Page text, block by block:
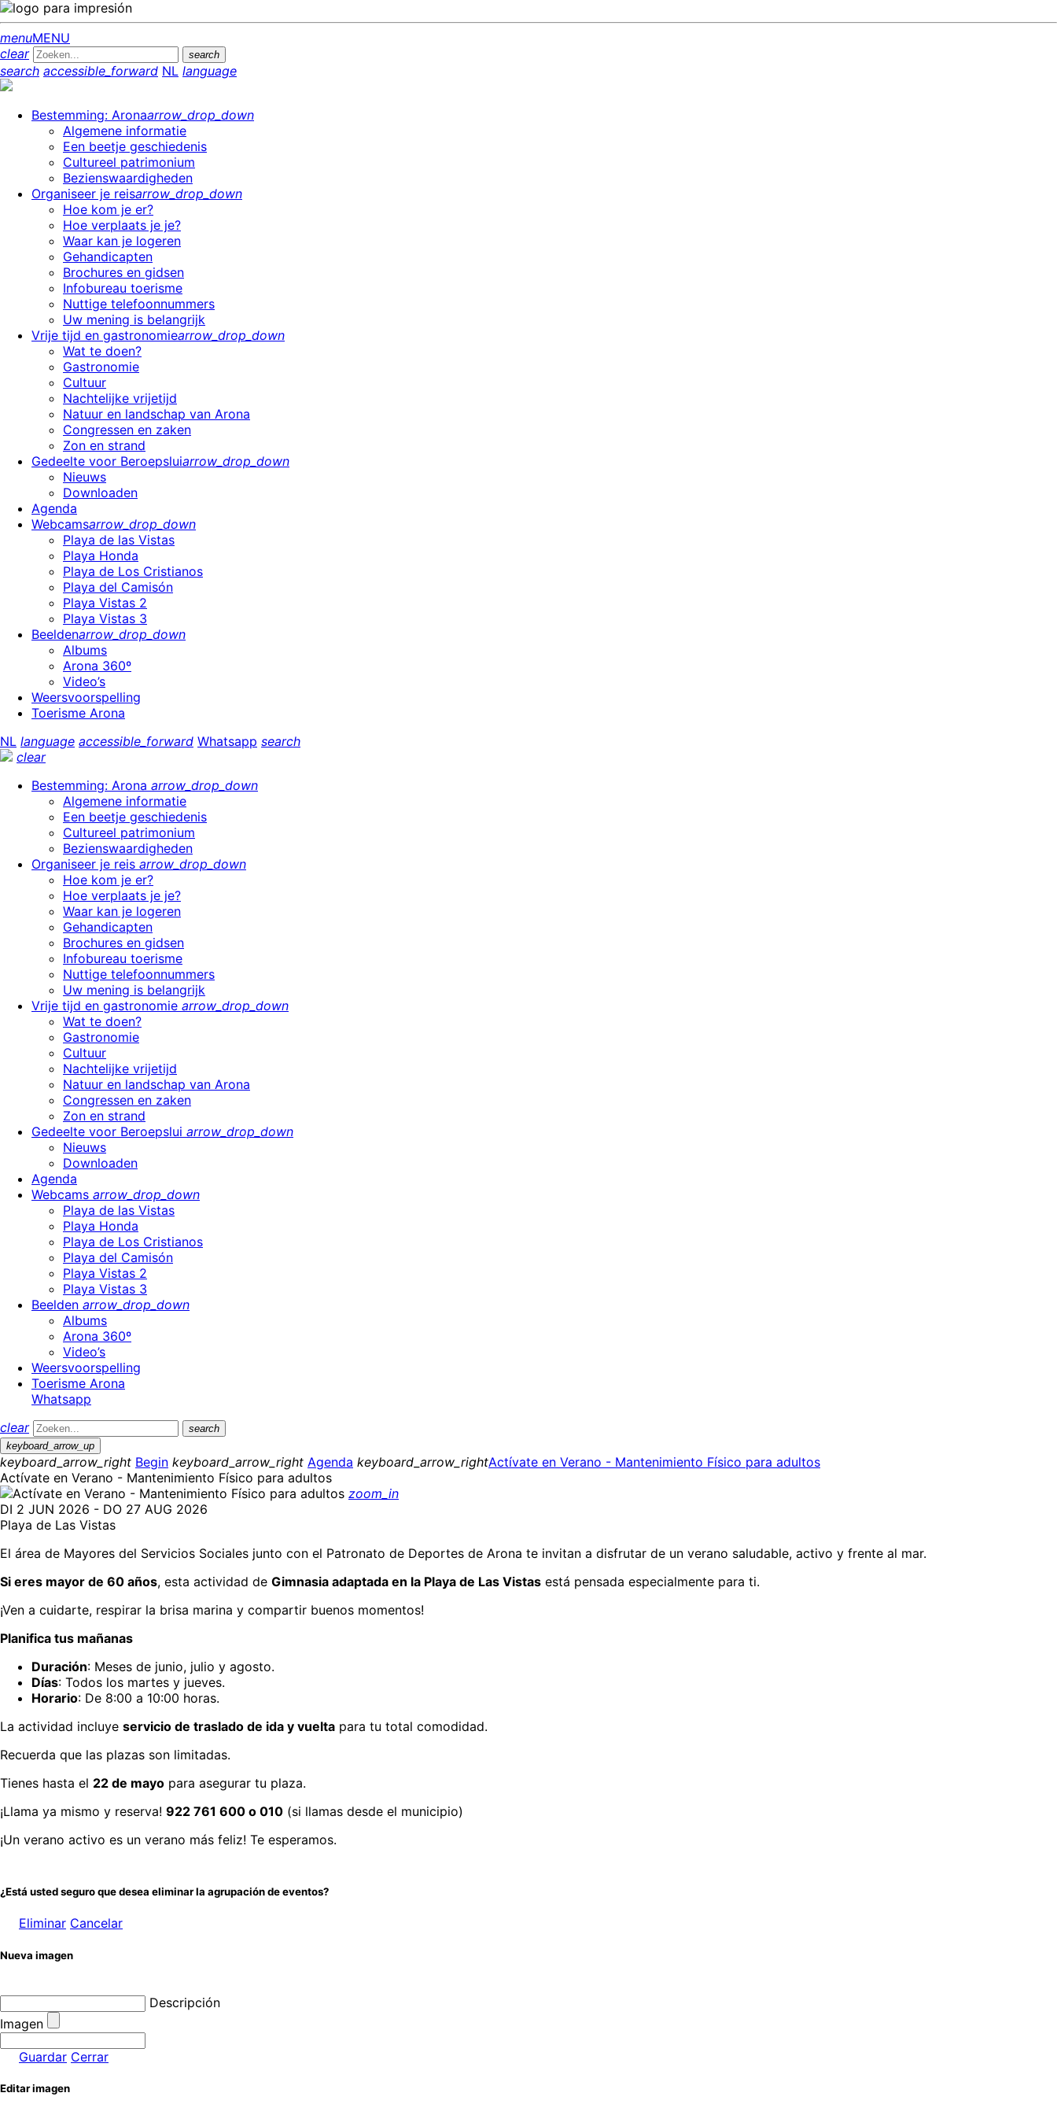
menuMENU
clear
search
search accessible_forward NL language
Bestemming: Aronaarrow_drop_down
Algemene informatie
Een beetje geschiedenis
Cultureel patrimonium
Bezienswaardigheden
Organiseer je reisarrow_drop_down
Hoe kom je er?
Hoe verplaats je je?
Waar kan je logeren
Gehandicapten
Brochures en gidsen
Infobureau toerisme
Nuttige telefoonnummers
Uw mening is belangrijk
Vrije tijd en gastronomiearrow_drop_down
Wat te doen?
Gastronomie
Cultuur
Nachtelijke vrijetijd
Natuur en landschap van Arona
Congressen en zaken
Zon en strand
Gedeelte voor Beroepsluiarrow_drop_down
Nieuws
Downloaden
Agenda
Webcamsarrow_drop_down
Playa de las Vistas
Playa Honda
Playa de Los Cristianos
Playa del Camisón
Playa Vistas 2
Playa Vistas 3
Beeldenarrow_drop_down
Albums
Arona 360º
Video’s
Weersvoorspelling
Toerisme Arona
NL language accessible_forward Whatsapp search
clear
Bestemming: Arona arrow_drop_down
Algemene informatie
Een beetje geschiedenis
Cultureel patrimonium
Bezienswaardigheden
Organiseer je reis arrow_drop_down
Hoe kom je er?
Hoe verplaats je je?
Waar kan je logeren
Gehandicapten
Brochures en gidsen
Infobureau toerisme
Nuttige telefoonnummers
Uw mening is belangrijk
Vrije tijd en gastronomie arrow_drop_down
Wat te doen?
Gastronomie
Cultuur
Nachtelijke vrijetijd
Natuur en landschap van Arona
Congressen en zaken
Zon en strand
Gedeelte voor Beroepslui arrow_drop_down
Nieuws
Downloaden
Agenda
Webcams arrow_drop_down
Playa de las Vistas
Playa Honda
Playa de Los Cristianos
Playa del Camisón
Playa Vistas 2
Playa Vistas 3
Beelden arrow_drop_down
Albums
Arona 360º
Video’s
Weersvoorspelling
Toerisme Arona
Whatsapp
clear
search
keyboard_arrow_up
keyboard_arrow_right Begin keyboard_arrow_right Agenda keyboard_arrow_rightActívate en Verano - Mantenimiento Físico para adultos
Actívate en Verano - Mantenimiento Físico para adultos
zoom_in
DI 2 JUN 2026 - DO 27 AUG 2026
Playa de Las Vistas
El área de Mayores del Servicios Sociales junto con el Patronato de Deportes de Arona te invitan a disfrutar de un verano saludable, activo y frente al mar.
Si eres mayor de 60 años, esta actividad de Gimnasia adaptada en la Playa de Las Vistas está pensada especialmente para ti.
¡Ven a cuidarte, respirar la brisa marina y compartir buenos momentos!
Planifica tus mañanas
Duración: Meses de junio, julio y agosto.
Días: Todos los martes y jueves.
Horario: De 8:00 a 10:00 horas.
La actividad incluye servicio de traslado de ida y vuelta para tu total comodidad.
Recuerda que las plazas son limitadas.
Tienes hasta el 22 de mayo para asegurar tu plaza.
¡Llama ya mismo y reserva! 922 761 600 o 010 (si llamas desde el municipio)
¡Un verano activo es un verano más feliz! Te esperamos.
¿Está usted seguro que desea eliminar la agrupación de eventos?
Eliminar Cancelar
Nueva imagen
Descripción
Imagen
Guardar Cerrar
Editar imagen